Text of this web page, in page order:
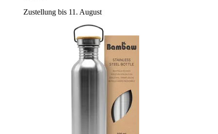
Zustellung bis 11. August